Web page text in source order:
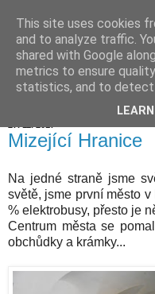
Hranické
Mizející Hranice
Na jedné straně jsme
světě, jsme první město
% elektrobusy, přesto je
Centrum města se
obchůdky a krámky...
This site uses cookies
and to analyze traffic.
shared with Google
metrics to ensure
statistics, and to detect